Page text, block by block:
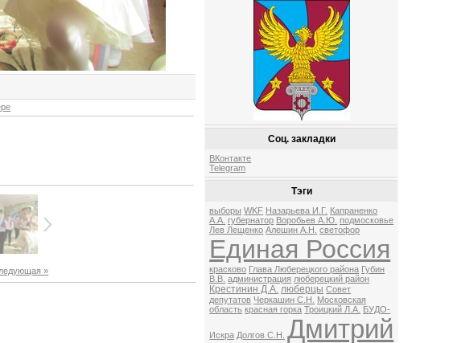
»
Соц. закладки
ВКонтакте
Telegram
Тэги
выборы WKF Назарьева И.Г. Капраненко
А.А. губернатор Воробьев А.Ю. подмосковье
Лев Лещенко Алешин А.Н. светофор
Единая Россия
красково Глава Люберецкого района Губин
В.В. администрация люберецкий район
Крестинин Д.А. люберцы Совет
депутатов Черкашин С.Н.
Московская
область красная горка Троицкий Л.А. БУДО-
Искра Долгов С.Н.
Дмитрий